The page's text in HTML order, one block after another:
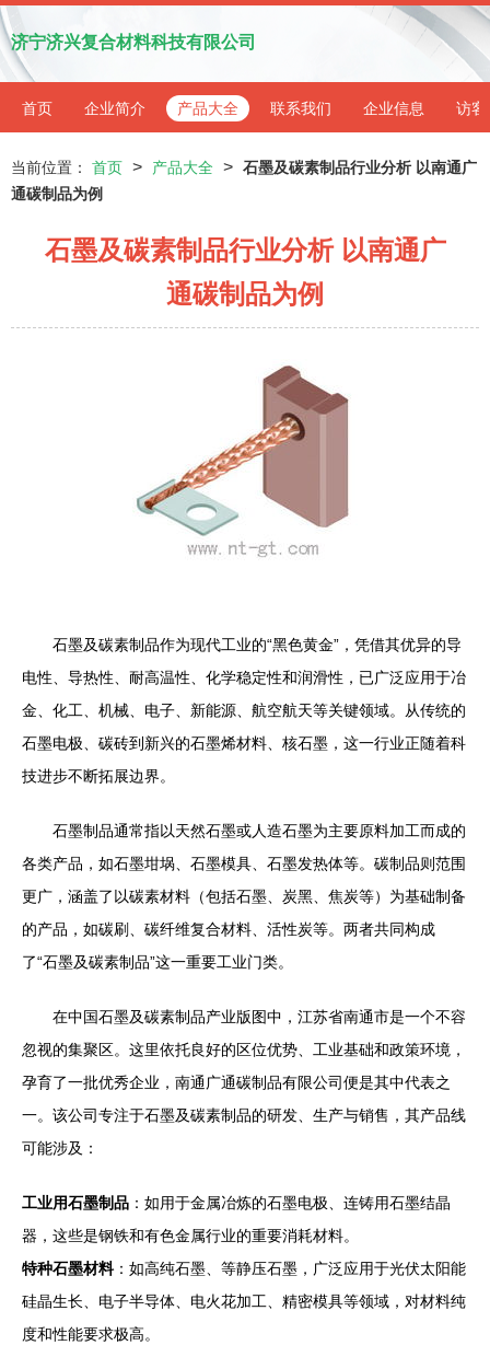
济宁济兴复合材料科技有限公司
首页 企业简介 产品大全 联系我们 企业信息 访客
当前位置： 首页 > 产品大全 > 石墨及碳素制品行业分析 以南通广
通碳制品为例
石墨及碳素制品行业分析 以南通广
通碳制品为例
石墨及碳素制品作为现代工业的“黑色黄金”，凭借其优异的导
电性、导热性、耐高温性、化学稳定性和润滑性，已广泛应用于冶
金、化工、机械、电子、新能源、航空航天等关键领域。从传统的
石墨电极、碳砖到新兴的石墨烯材料、核石墨，这一行业正随着科
技进步不断拓展边界。
石墨制品通常指以天然石墨或人造石墨为主要原料加工而成的
各类产品，如石墨坩埚、石墨模具、石墨发热体等。碳制品则范围
更广，涵盖了以碳素材料（包括石墨、炭黑、焦炭等）为基础制备
的产品，如碳刷、碳纤维复合材料、活性炭等。两者共同构成
了“石墨及碳素制品”这一重要工业门类。
在中国石墨及碳素制品产业版图中，江苏省南通市是一个不容
忽视的集聚区。这里依托良好的区位优势、工业基础和政策环境，
孕育了一批优秀企业，南通广通碳制品有限公司便是其中代表之
一。该公司专注于石墨及碳素制品的研发、生产与销售，其产品线
可能涉及：
工业用石墨制品 ：如用于金属冶炼的石墨电极、连铸用石墨结晶
器，这些是钢铁和有色金属行业的重要消耗材料。
特种石墨材料：如高纯石墨、等静压石墨，广泛应用于光伏太阳能
硅晶生长、电子半导体、电火花加工、精密模具等领域，对材料纯
度和性能要求极高。